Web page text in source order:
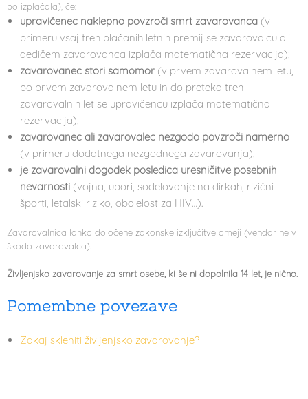
bo izplačala), če:
upravičenec naklepno povzroči smrt zavarovanca (v
primeru vsaj treh plačanih letnih premij se zavarovalcu ali
dedičem zavarovanca izplača matematična rezervacija);
zavarovanec stori samomor (v prvem zavarovalnem letu,
po prvem zavarovalnem letu in do preteka treh
zavarovalnih let se upravičencu izplača matematična
rezervacija);
zavarovanec ali zavarovalec nezgodo povzroči namerno
(v primeru dodatnega nezgodnega zavarovanja);
je zavarovalni dogodek posledica uresničitve posebnih
nevarnosti (vojna, upori, sodelovanje na dirkah, rizični
športi, letalski riziko, obolelost za HIV…).
Zavarovalnica lahko določene zakonske izključitve omeji (vendar ne v
škodo zavarovalca).
Življenjsko zavarovanje za smrt osebe, ki še ni dopolnila 14 let, je nično.
Pomembne povezave
Zakaj skleniti življenjsko zavarovanje?